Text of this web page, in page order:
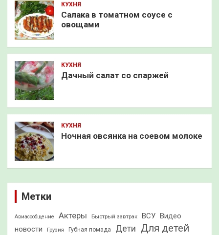
КУХНЯ
Салака в томатном соусе с
овощами
КУХНЯ
Дачный салат со спаржей
КУХНЯ
Ночная овсянка на соевом молоке
Метки
Авиасообщение Актеры Быстрый завтрак ВСУ Видео
новости
Грузия Губная помада Дети Для детей